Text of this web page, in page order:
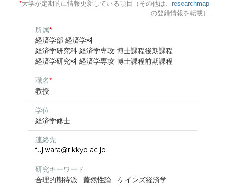
*大学が定期的に情報更新している項目（その他は、 researchmap
の登録情報を転載）
所属*
経済学部 経済学科
経済学研究科 経済学専攻 博士課程後期課程
経済学研究科 経済学専攻 博士課程前期課程
職名*
教授
学位
経済学修士
連絡先
研究キーワード
合理的期待派
蓋然性論
ケインズ経済学